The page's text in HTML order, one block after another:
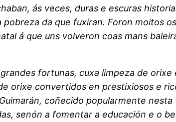
ás veces, duras e escuras
da que fuxiran. Foron moitos
á que uns volveron coas mans
fortunas, cuxa limpeza de
orixe convertidos en prestixiosos e
coñecido popularmente nesta
senón a fomentar a educación e o